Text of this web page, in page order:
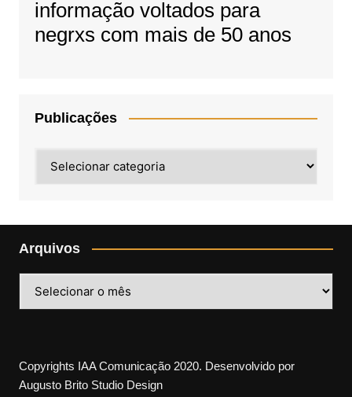
informação voltados para
negrxs com mais de 50 anos
Publicações
Arquivos
Copyrights IAA Comunicação 2020. Desenvolvido por
Augusto Brito Studio Design